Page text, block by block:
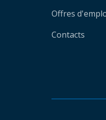
Offres
Contacts